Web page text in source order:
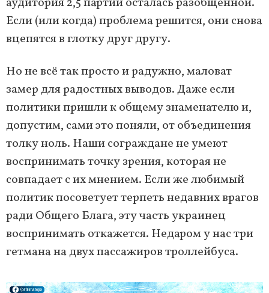
Если (или когда) проблема решится, они снова
вцепятся в глотку друг другу.
Но не всё так просто и радужно, маловат
замер для радостных выводов. Даже если
политики пришли к общему знаменателю и,
допустим, сами это поняли, от объединения
толку ноль. Наши сограждане не умеют
воспринимать точку зрения, которая не
совпадает с их мнением. Если же любимый
политик посоветует терпеть недавних врагов
ради Общего Блага, эту часть украинец
воспринимать откажется. Недаром у нас три
гетмана на двух пассажиров троллейбуса.